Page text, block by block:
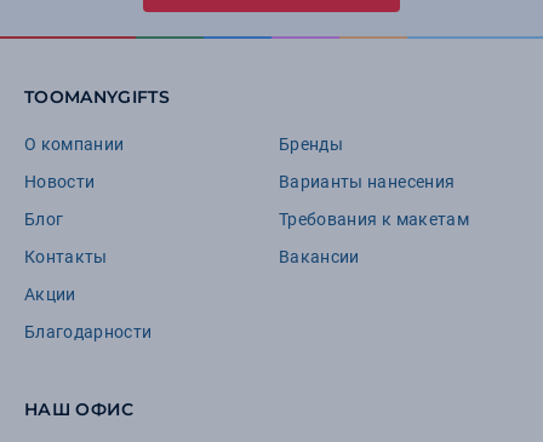
TOOMANYGIFTS
О компании
Новости
Блог
Контакты
Акции
Благодарности
Бренды
Варианты нанесения
Требования к макетам
Вакансии
НАШ ОФИС